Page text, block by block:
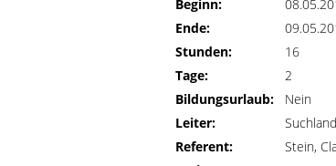
Beginn:
Ende:
Stunden:
16
Tage:
2
Bildungsurlaub:
Nein
Leiter:
Referent:
Stein,